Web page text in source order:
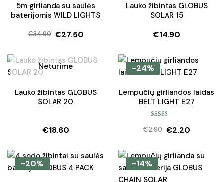
5m girlianda su saulės
baterijomis WILD LIGHTS
€34.90
Original
was:
€27.50
Current
is:
Lauko žibintas GLOBUS
SOLAR 15
€14.90
Neturime
Lauko žibintas GLOBUS
SOLAR 20
€18.60
-24%
Lempučių girliandos laidas
BELT LIGHT E27
5.00iš 5
€2.90
Original
was:
€2.90.
€2.20
Current
is:
€2.20.
-20% -14%